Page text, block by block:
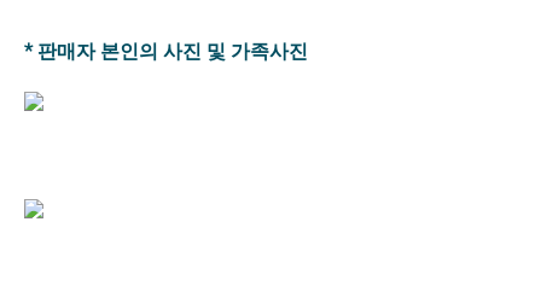
* 판매자 본인의 사진 및 가족사진